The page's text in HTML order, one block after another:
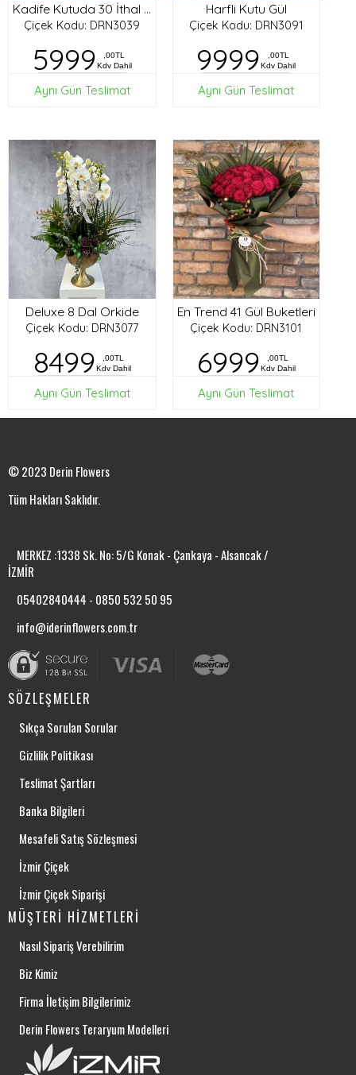
Kadife Kutuda 30 İthal Gül
Çiçek Kodu: DRN3039
5999
,00TL
Kdv Dahil
Aynı Gün Teslimat
Harfli Kutu Gül
Çiçek Kodu: DRN3091
9999
,00TL
Kdv Dahil
Aynı Gün Teslimat
Deluxe 8 Dal Orkide
Çiçek Kodu: DRN3077
8499
,00TL
Kdv Dahil
Aynı Gün Teslimat
En Trend 41 Gül Buketleri
Çiçek Kodu: DRN3101
6999
,00TL
Kdv Dahil
Aynı Gün Teslimat
© 2023 Derin Flowers
Tüm Hakları Saklıdır.
MERKEZ :1338 Sk. No: 5/G Konak - Çankaya - Alsancak /
İZMİR
05402840444 - 0850 532 50 95
info@iderinflowers.com.tr
SÖZLEŞMELER
Sıkça Sorulan Sorular
Gizlilik Politikası
Teslimat Şartları
Banka Bilgileri
Mesafeli Satış Sözleşmesi
İzmir Çiçek
İzmir Çiçek Siparişi
MÜŞTERI HIZMETLERI
Nasıl Sipariş Verebilirim
Biz Kimiz
Firma İletişim Bilgilerimiz
Derin Flowers Teraryum Modelleri